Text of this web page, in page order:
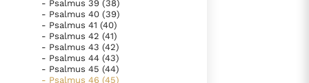
- Psalmus 39 (38)
- Psalmus 40 (39)
- Psalmus 41 (40)
- Psalmus 42 (41)
- Psalmus 43 (42)
- Psalmus 44 (43)
- Psalmus 45 (44)
- Psalmus 46 (45)
Deus Iacob.
lees verder